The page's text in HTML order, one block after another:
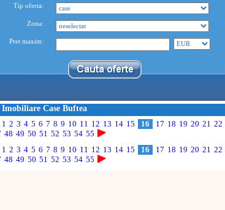
Tip oferta:
Zona:
Pret maxim:
Case Buftea
1 2 3 4 5 6 7 8 9 10 11 12 13 14 15 16 17 18 19 20 21 22
48 49 50 51 52 53 54 55
1 2 3 4 5 6 7 8 9 10 11 12 13 14 15 16 17 18 19 20 21 22
48 49 50 51 52 53 54 55